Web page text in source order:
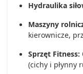
Hydraulika
Maszyny
kierownicze,
Sprzęt Fitness:
(cichy i płynny